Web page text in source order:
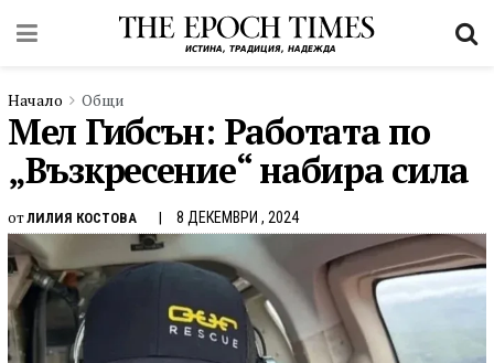
Начало Общи
Мел Гибсън: Работата по
„Възкресение“ набира сила
отЛИЛИЯ КОСТОВА 8 ДЕКЕМВРИ , 2024